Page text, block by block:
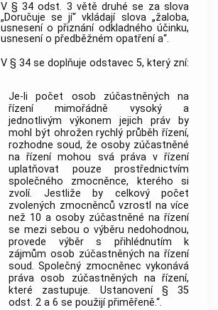
V § 34 odst. 3 větě druhé se za slova
„Doručuje se jí“ vkládají slova „žaloba,
usnesení o přiznání odkladného účinku,
usnesení o předběžném opatření a“.
V § 34 se doplňuje odstavec 5, který zní:
Je-li počet osob zúčastněných na
řízení mimořádně vysoký a
jednotlivým výkonem jejich práv by
mohl být ohrožen rychlý průběh řízení,
rozhodne soud, že osoby zúčastněné
na řízení mohou svá práva v řízení
uplatňovat pouze prostřednictvím
společného zmocněnce, kterého si
zvolí. Jestliže by celkový počet
zvolených zmocněnců vzrostl na více
než 10 a osoby zúčastněné na řízení
se mezi sebou o výběru nedohodnou,
provede výběr s přihlédnutím k
zájmům osob zúčastněných na řízení
soud. Společný zmocněnec vykonává
práva osob zúčastněných na řízení,
které zastupuje. Ustanovení § 35
odst. 2 a 6 se použijí přiměřeně.“.